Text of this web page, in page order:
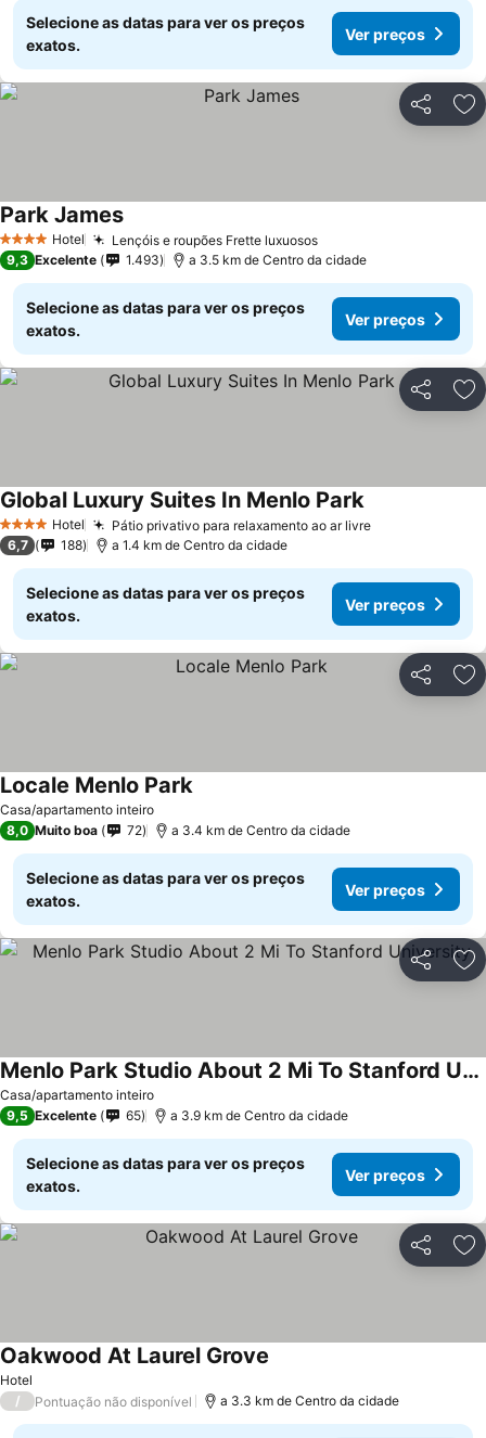
Selecione as datas para ver os preços
exatos.
Ver preços
Partilhar
4 EstrelasHotel Lençóis e roupões Frette luxuosos
Park James
9,3 Excelente 1.493 a 3.5 km de Centro da cidade
Selecione as datas para ver os preços
exatos.
Ver preços
Partilhar
4 EstrelasHotel Pátio privativo para relaxamento ao ar livre
Global Luxury Suites In Menlo Park
6,7 188 a 1.4 km de Centro da cidade
Selecione as datas para ver os preços
exatos.
Ver preços
Partilhar
Casa/apartamento inteiro
Locale Menlo Park
8,0 Muito boa 72 a 3.4 km de Centro da cidade
Selecione as datas para ver os preços
exatos.
Ver preços
Partilhar
Casa/apartamento inteiro
Menlo Park Studio About 2 Mi To Stanford University
9,5 Excelente 65 a 3.9 km de Centro da cidade
Selecione as datas para ver os preços
exatos.
Ver preços
Partilhar
Hotel
Oakwood At Laurel Grove
/ Pontuação não disponível a 3.3 km de Centro da cidade